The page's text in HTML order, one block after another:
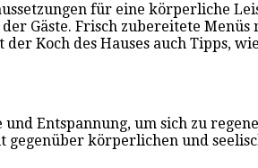
für eine körperliche
Gäste. Frisch zubereitete
Koch des Hauses auch Tipps,
Entspannung, um sich zu
körperlichen und